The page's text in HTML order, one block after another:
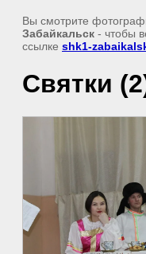
Вы смотрите
Забайкальск - чтобы
ссылке shk1-
Святки